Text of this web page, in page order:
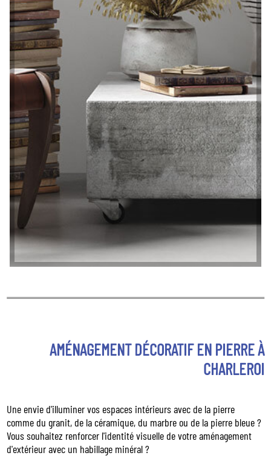
AMÉNAGEMENT DÉCORATIF EN PIERRE À
CHARLEROI
Une envie d'illuminer vos espaces intérieurs avec de la pierre
comme du granit, de la céramique, du marbre ou de la pierre bleue ?
Vous souhaitez renforcer l'identité visuelle de votre aménagement
d'extérieur avec un habillage minéral ?